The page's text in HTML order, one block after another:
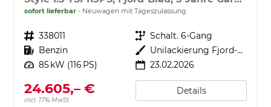
sofort lieferbar Neuwagen mit Tageszulassung
Fahrzeugnr. 338011 Getriebe Schalt. 6-Gang
Kraftstoff Benzin Außenfarbe
Unilackierung Fjord-Blau (Vermerk: hohe Lackempfindlichkeit!)
Leistung 85 kW (116 PS) 23.02.2026
24.605,– €
incl. 17% MwSt.
Details